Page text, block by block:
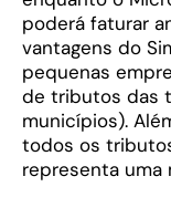
poderá faturar
vantagens do
pequenas
de tributos das
municípios).
todos os
representa uma